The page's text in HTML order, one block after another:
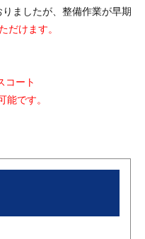
ましたが、整備作業が早期
だけます。
コート
能です。